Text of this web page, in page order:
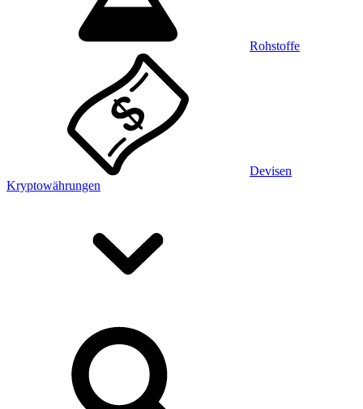
Rohstoffe
Devisen
Kryptowährungen